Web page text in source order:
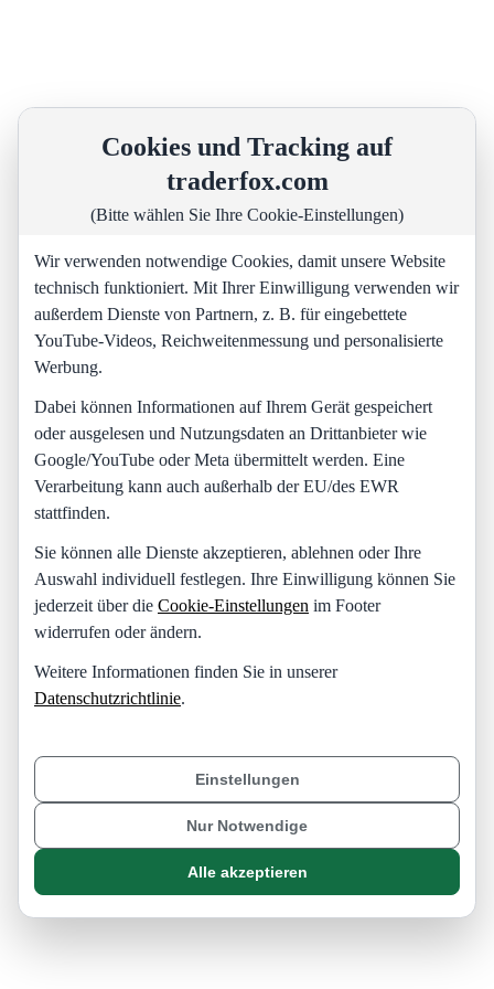
Cookies und Tracking auf
traderfox.com
(Bitte wählen Sie Ihre Cookie-Einstellungen)
Wir verwenden notwendige Cookies, damit unsere Website
technisch funktioniert. Mit Ihrer Einwilligung verwenden wir
außerdem Dienste von Partnern, z. B. für eingebettete
YouTube-Videos, Reichweitenmessung und personalisierte
Werbung.
Dabei können Informationen auf Ihrem Gerät gespeichert
oder ausgelesen und Nutzungsdaten an Drittanbieter wie
Google/YouTube oder Meta übermittelt werden. Eine
Verarbeitung kann auch außerhalb der EU/des EWR
stattfinden.
Sie können alle Dienste akzeptieren, ablehnen oder Ihre
Auswahl individuell festlegen. Ihre Einwilligung können Sie
jederzeit über die Cookie-Einstellungen im Footer
widerrufen oder ändern.
Weitere Informationen finden Sie in unserer
Datenschutzrichtlinie.
Einstellungen
Nur Notwendige
Alle akzeptieren